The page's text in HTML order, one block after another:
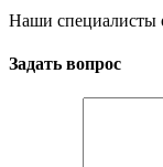
Наши специалисты
Задать вопрос